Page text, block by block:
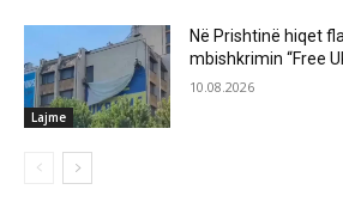
Lajme
Në Prishtinë hiqet
mbishkrimin “Free
10.08.2026